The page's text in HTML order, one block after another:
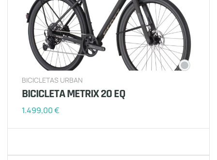
BICICLETAS URBAN
BICICLETA METRIX 20 EQ
1.499,00€